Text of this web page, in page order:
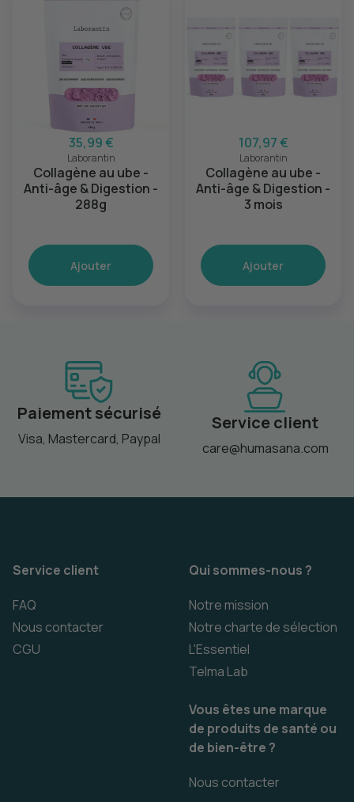
35,99 €
Laborantin
Collagène au ube -
Anti-âge & Digestion -
288g
Ajouter
107,97 €
Laborantin
Collagène au ube -
Anti-âge & Digestion -
3 mois
Ajouter
Paiement sécurisé
Visa, Mastercard, Paypal
Service client
care@humasana.com
Service client
FAQ
Nous contacter
CGU
Qui sommes-nous ?
Notre mission
Notre charte de sélection
L'Essentiel
Telma Lab
Vous êtes une marque
de produits de santé ou
de bien-être ?
Nous contacter